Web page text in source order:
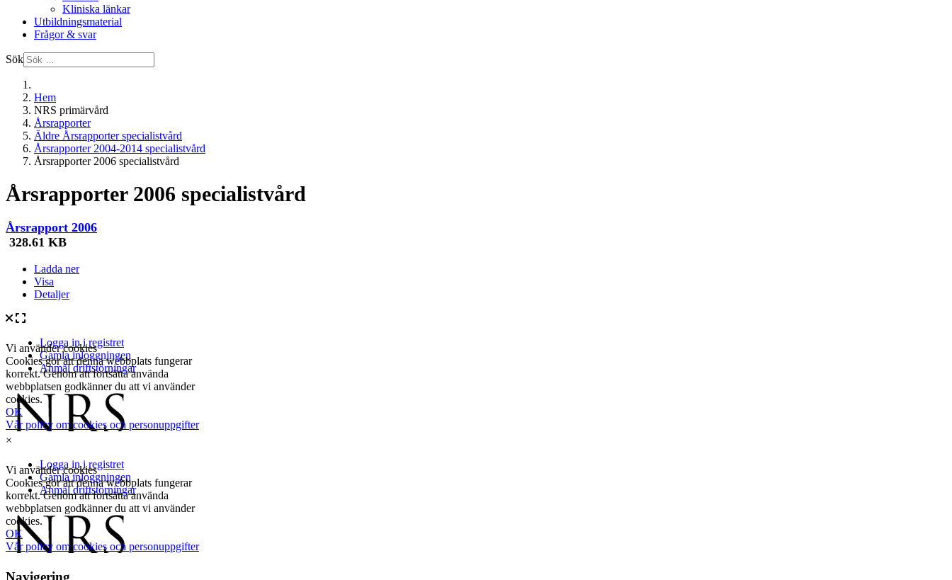
Kliniska länkar
Utbildningsmaterial
Frågor & svar
Sök
Hem
NRS primärvård
Årsrapporter
Äldre Årsrapporter specialistvård
Årsrapporter 2004-2014 specialistvård
Årsrapporter 2006 specialistvård
Årsrapporter 2006 specialistvård
Årsrapport 2006
328.61 KB
Ladda ner
Visa
Detaljer
×
Navigering